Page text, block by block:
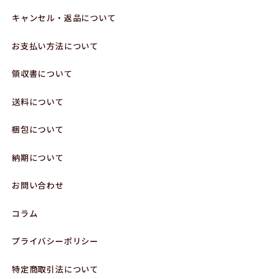
キャンセル・返品について
お支払い方法について
領収書について
送料について
梱包について
納期について
お問い合わせ
コラム
プライバシーポリシー
特定商取引法について